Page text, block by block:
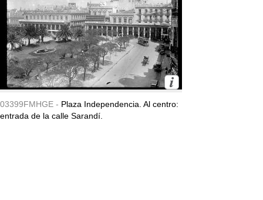
03399FMHGE - Plaza Independencia. Al centro:
entrada de la calle Sarandí.